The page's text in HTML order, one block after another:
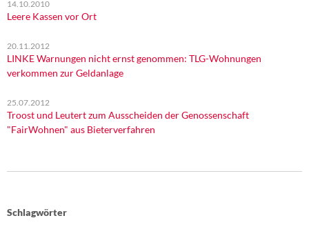
14.10.2010
Leere Kassen vor Ort
20.11.2012
LINKE Warnungen nicht ernst genommen: TLG-Wohnungen
verkommen zur Geldanlage
25.07.2012
Troost und Leutert zum Ausscheiden der Genossenschaft
"FairWohnen" aus Bieterverfahren
Schlagwörter